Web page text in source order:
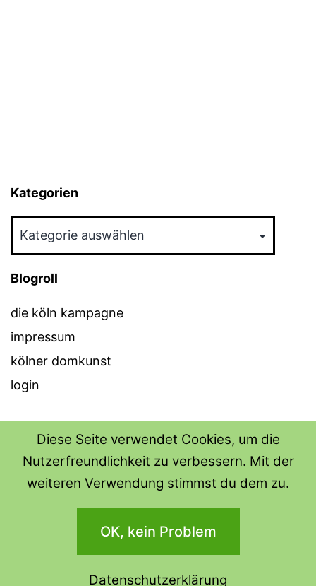
Kategorien
Blogroll
die köln kampagne
impressum
kölner domkunst
login
THE SHIRT SHOPS
Datenschutzerklärung
Stolz präsentiert vonWordPress.
Diese Seite verwendet Cookies, um die
Nutzerfreundlichkeit zu verbessern. Mit der
weiteren Verwendung stimmst du dem zu.
OK, kein Problem
DatenschutzerklärungDark Mode: